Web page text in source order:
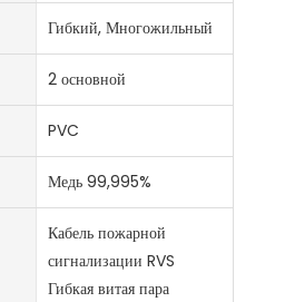
Гибкий, Многожильный
2 основной
PVC
Медь 99,995%
Кабель пожарной
сигнализации RVS
Гибкая витая пара